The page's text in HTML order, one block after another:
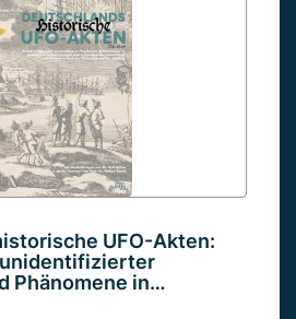
UFO-Akten:
Phänomene in…